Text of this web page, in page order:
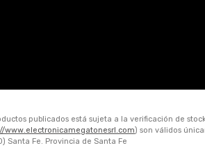
publicados está sujeta a la verificación de
www.electronicamegatonesrl.com) son válidos
Santa Fe. Provincia de Santa Fe